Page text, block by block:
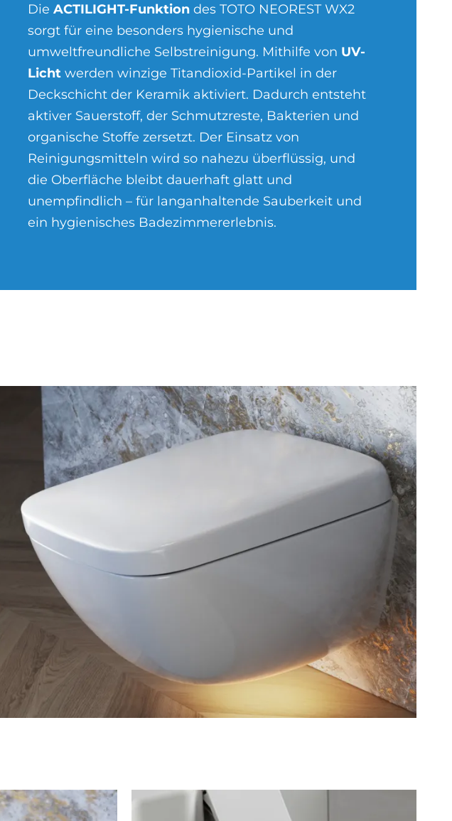
Die ACTILIGHT-Funktiondes TOTO NEOREST WX2
sorgt für eine besonders hygienische und
umweltfreundliche Selbstreinigung. Mithilfe von UV-
Lichtwerden winzige Titandioxid-Partikel in der
Deckschicht der Keramik aktiviert. Dadurch entsteht
aktiver Sauerstoff, der Schmutzreste, Bakterien und
organische Stoffe zersetzt. Der Einsatz von
Reinigungsmitteln wird so nahezu überflüssig, und
die Oberfläche bleibt dauerhaft glatt und
unempfindlich – für langanhaltende Sauberkeit und
ein hygienisches Badezimmererlebnis.